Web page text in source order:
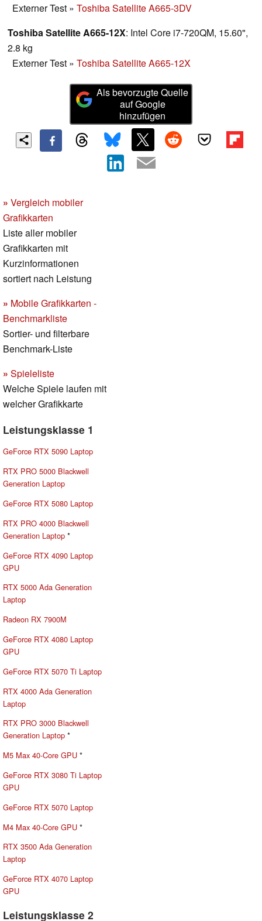
Externer Test » Toshiba Satellite A665-3DV
Toshiba Satellite A665-12X: Intel Core i7-720QM, 15.60",
2.8 kg
Externer Test » Toshiba Satellite A665-12X
Als bevorzugte Quelle
auf Google
hinzufügen
» Vergleich mobiler
Grafikkarten
Liste aller mobiler
Grafikkarten mit
Kurzinformationen
sortiert nach Leistung
» Mobile Grafikkarten -
Benchmarkliste
Sortier- und filterbare
Benchmark-Liste
» Spieleliste
Welche Spiele laufen mit
welcher Grafikkarte
Leistungsklasse 1
GeForce RTX 5090 Laptop
RTX PRO 5000 Blackwell
Generation Laptop
GeForce RTX 5080 Laptop
RTX PRO 4000 Blackwell
Generation Laptop *
GeForce RTX 4090 Laptop
GPU
RTX 5000 Ada Generation
Laptop
Radeon RX 7900M
GeForce RTX 4080 Laptop
GPU
GeForce RTX 5070 Ti Laptop
RTX 4000 Ada Generation
Laptop
RTX PRO 3000 Blackwell
Generation Laptop *
M5 Max 40-Core GPU *
GeForce RTX 3080 Ti Laptop
GPU
GeForce RTX 5070 Laptop
M4 Max 40-Core GPU *
RTX 3500 Ada Generation
Laptop
GeForce RTX 4070 Laptop
GPU
Leistungsklasse 2